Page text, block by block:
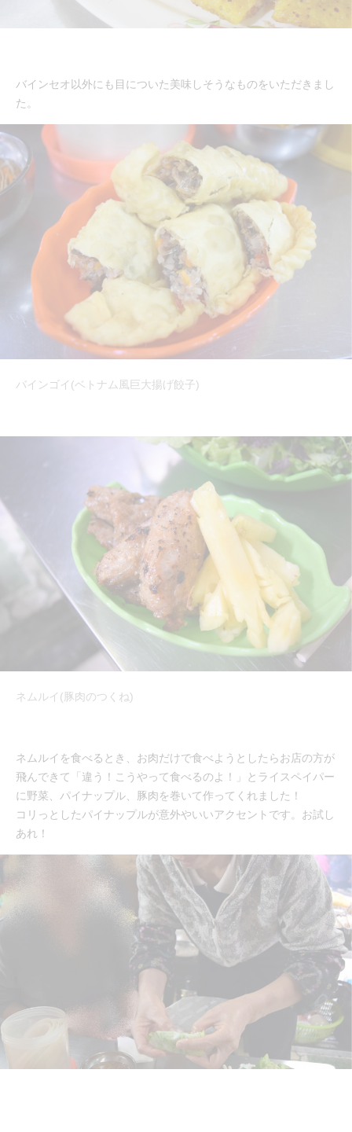
バインセオ以外にも目についた美味しそうなものをいただきまし
た。
バインゴイ(ベトナム風巨大揚げ餃子)
ネムルイ(豚肉のつくね)
ネムルイを食べるとき、お肉だけで食べようとしたらお店の方が
飛んできて「違う！こうやって食べるのよ！」とライスペイパー
に野菜、パイナップル、豚肉を巻いて作ってくれました！
コリっとしたパイナップルが意外やいいアクセントです。お試し
あれ！